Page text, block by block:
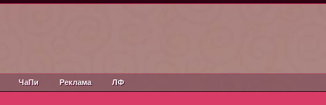
ЧаПи Реклама ЛФ